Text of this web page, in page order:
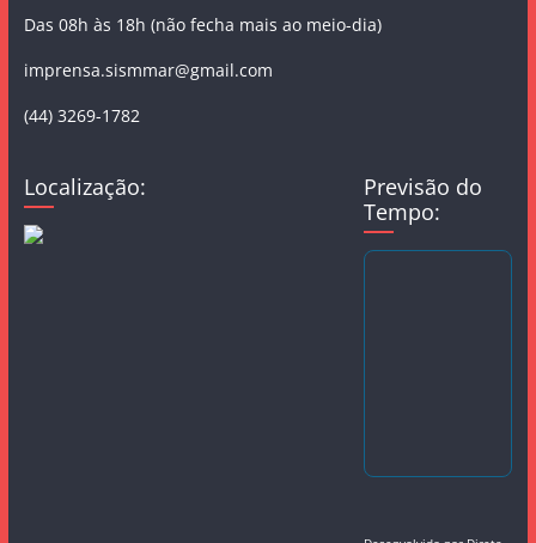
Das 08h às 18h (não fecha mais ao meio-dia)
imprensa.sismmar@gmail.com
(44) 3269-1782
Localização:
Previsão do
Tempo: